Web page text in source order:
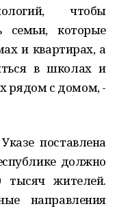
чтобы
семьи, которые
и квартирах, а
в школах и
рядом с домом, -
поставлена
должно
жителей.
направления